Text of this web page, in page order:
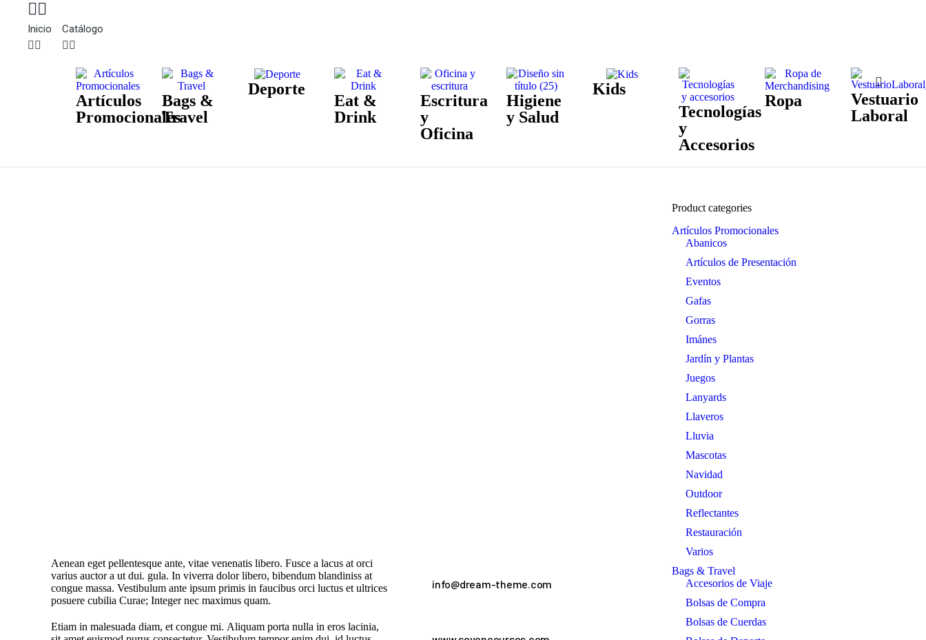
Inicio Catálogo
Artículos
Promocionales
Bags &
Travel
Deporte
Eat &
Drink
Escritura
y
Oficina
Higiene
y Salud
Kids
Tecnologías
y
Accesorios
Ropa
Vestuario
Laboral
Aenean eget pellentesque ante, vitae venenatis libero. Fusce a lacus at orci
varius auctor a ut dui. gula. In viverra dolor libero, bibendum blandiniss at
congue massa. Vestibulum ante ipsum primis in faucibus orci luctus et ultrices
posuere cubilia Curae; Integer nec maximus quam.
Etiam in malesuada diam, et congue mi. Aliquam porta nulla in eros lacinia,
info@dream-theme.com
Product categories
Artículos Promocionales
Abanicos
Artículos de Presentación
Eventos
Gafas
Gorras
Imánes
Jardín y Plantas
Juegos
Lanyards
Llaveros
Lluvia
Mascotas
Navidad
Outdoor
Reflectantes
Restauración
Varios
Bags & Travel
Accesorios de Viaje
Bolsas de Compra
Bolsas de Cuerdas